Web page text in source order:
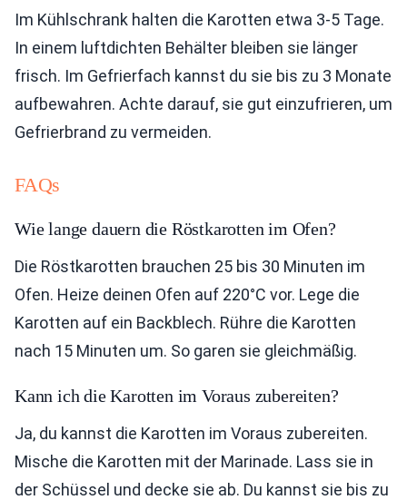
Im Kühlschrank halten die Karotten etwa 3-5 Tage.
In einem luftdichten Behälter bleiben sie länger
frisch. Im Gefrierfach kannst du sie bis zu 3 Monate
aufbewahren. Achte darauf, sie gut einzufrieren, um
Gefrierbrand zu vermeiden.
FAQs
Wie lange dauern die Röstkarotten im Ofen?
Die Röstkarotten brauchen 25 bis 30 Minuten im
Ofen. Heize deinen Ofen auf 220°C vor. Lege die
Karotten auf ein Backblech. Rühre die Karotten
nach 15 Minuten um. So garen sie gleichmäßig.
Kann ich die Karotten im Voraus zubereiten?
Ja, du kannst die Karotten im Voraus zubereiten.
Mische die Karotten mit der Marinade. Lass sie in
der Schüssel und decke sie ab. Du kannst sie bis zu